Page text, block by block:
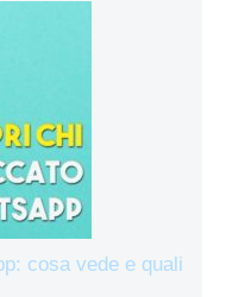
cosa vede e quali